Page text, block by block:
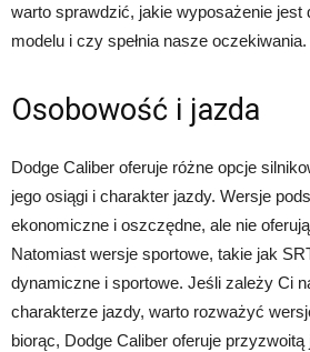
warto sprawdzić, jakie wyposażenie jest
modelu i czy spełnia nasze oczekiwania.
Osobowość i jazda
Dodge Caliber oferuje różne opcje
jego osiągi i charakter jazdy. Wersje
ekonomiczne i oszczędne, ale nie
Natomiast wersje sportowe, takie jak
dynamiczne i sportowe. Jeśli zależy Ci
charakterze jazdy, warto rozważyć
biorąc, Dodge Caliber oferuje